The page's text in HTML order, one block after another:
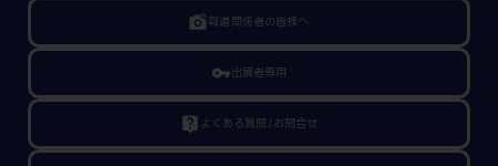
linked_camera報道関係者の皆様へ
vpn_key出展者専用
live_help よくある質問/お問合せ